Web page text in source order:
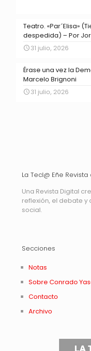
Teatro. «Par´Elisa»
despedida) – Por
31 julio, 2026
Érase una vez la
Marcelo Brignoni
31 julio, 2026
La Tecl@ Eñe
Una Revista Digital
reflexión, el debate
social.
Secciones
Notas
Sobre Conrado
Contacto
Archivo